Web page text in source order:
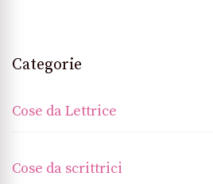
Categorie
Cose da Lettrice
Cose da scrittrici